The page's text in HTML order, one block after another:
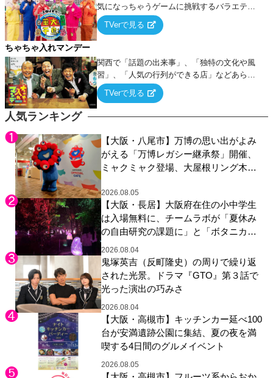
人気ランキング
【大阪・八尾市】万博の思い出がよみ
がえる「万博レガシー継承祭」開催、
ミャクミャク登場、大屋根リング木材
展示も
2026.08.05
【大阪・長居】大阪府在住の小中学生
は入場無料に、チームラボが「夏休み
の自由研究の課題に」と「ボタニカル
ガーデン 大阪」へ招待
2026.08.04
鬼塚英吉（反町隆史）の周りで繰り返
された光景。ドラマ『GTO』第３話で
光った演出の巧みさ
2026.08.04
【大阪・高槻市】キッチンカー延べ100
台が安満遺跡公園に集結、夏の夜を満
喫する4日間のグルメイベント
2026.08.05
気になっちゃうゲームに挑戦するバラエティ
ー！
TVerで見る
ちゃちゃ入れマンデー
関西で「話題の出来事」、「独特の文化や風
習」、「人気の行列ができる店」などあらゆ
るテーマについて好き放題にちゃちゃを入れ
ていく関西色を前面に押し出したトークバラ
TVerで見る